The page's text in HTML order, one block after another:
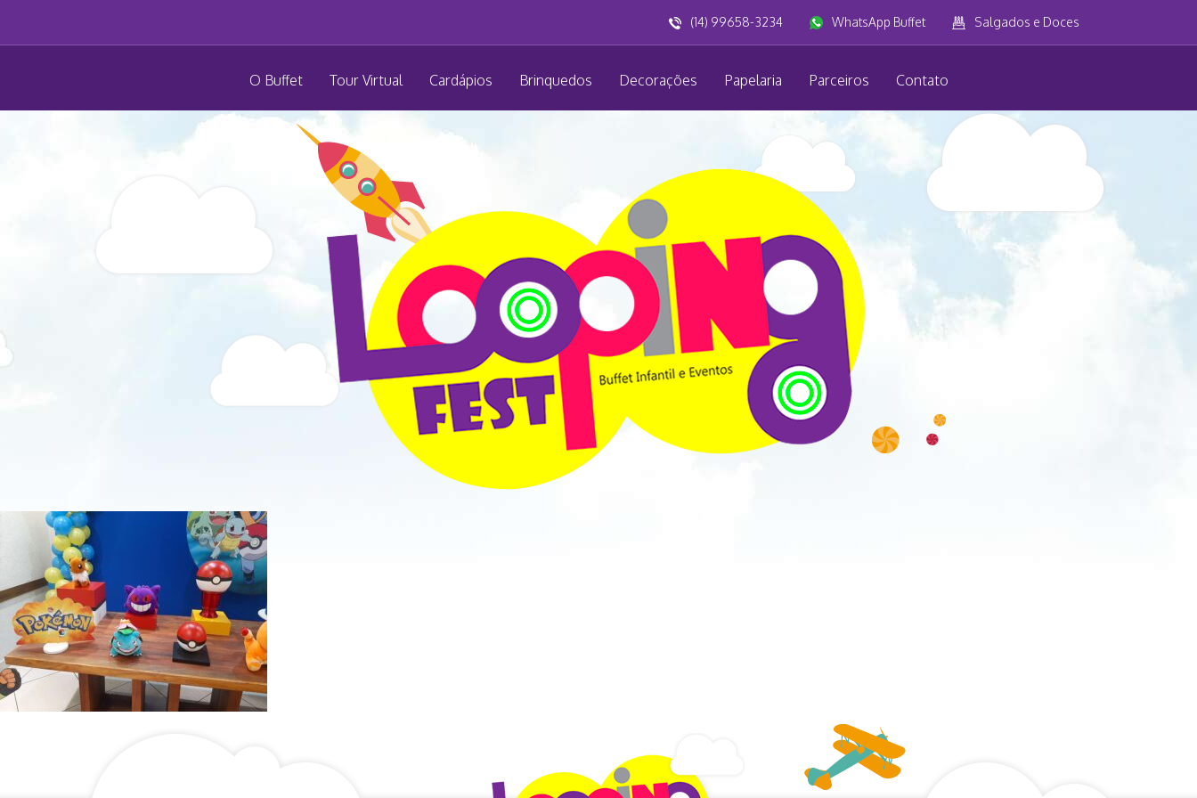
(14) 99658-3234 WhatsApp Buffet Salgados e Doces
O Buffet Tour Virtual Cardápios Brinquedos Decorações Papelaria Parceiros Contato